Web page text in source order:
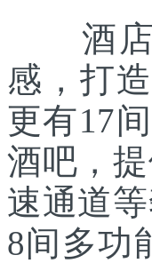
酒店
感，打
更有17
酒吧，
速通道
8间多功